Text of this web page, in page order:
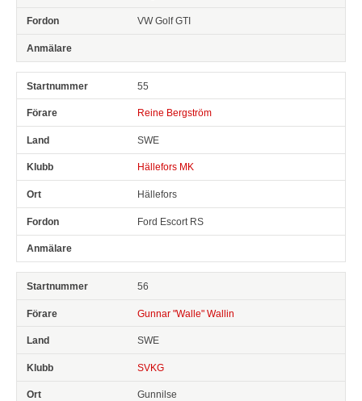
VW Golf GTI
55
Reine Bergström
SWE
Hällefors MK
Hällefors
Ford Escort RS
56
Gunnar "Walle" Wallin
SWE
SVKG
Gunnilse